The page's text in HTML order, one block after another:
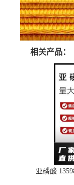
相关产品：
亚磷酸